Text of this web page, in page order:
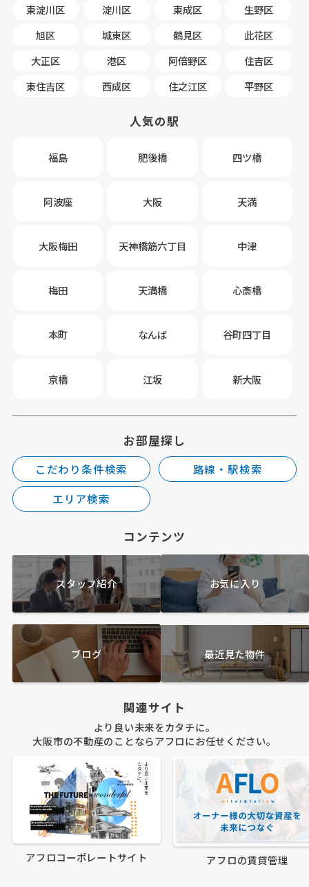
東淀川区
淀川区 東成区
生野区
旭区
城東区 鶴見区
此花区
大正区
港区 阿倍野区
住吉区
東住吉区
西成区 住之江区 平野区
人気の駅
福島 肥後橋 四ツ橋
阿波座 大阪 天満
大阪梅田 天神橋筋六丁目 中津
梅田 天満橋 心斎橋
本町 なんば 谷町四丁目
京橋 江坂 新大阪
お部屋探し
こだわり条件検索
路線・駅検索
エリア検索
コンテンツ
スタッフ紹介 お気に入り
ブログ 最近見た物件
関連サイト
より良い未来をカタチに。
大阪市の不動産のことならアフロにお任せください。
アフロコーポレートサイト アフロの賃貸管理